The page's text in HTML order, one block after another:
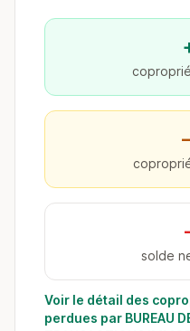
solde
Voir le détail des
perdues par BUREAU